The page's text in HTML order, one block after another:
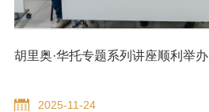
胡里奥·华托专题系列讲座顺利举办
2025-11-24